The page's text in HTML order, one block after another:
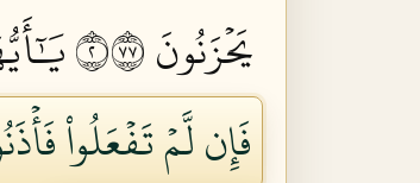
يَحۡزَنُونَ ٢٧٧
فَإِن لَّمۡ تَفۡعَلُواْ